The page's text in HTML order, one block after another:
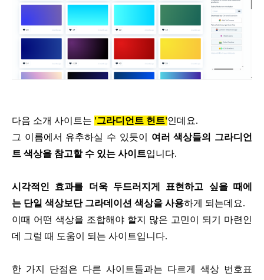
다음 소개 사이트는 '그라디언트 헌트'인데요.
그 이름에서 유추하실 수 있듯이 여러 색상들의 그라디언
트 색상을 참고할 수 있는 사이트입니다.
시각적인 효과를 더욱 두드러지게 표현하고 싶을 때에
는 단일 색상보단 그라데이션 색상을 사용하게 되는데요.
이때 어떤 색상을 조합해야 할지 많은 고민이 되기 마련인
데
그럴 때 도움이 되는 사이트입니다.
한 가지 단점은 다른 사이트들과는 다르게 색상 번호표